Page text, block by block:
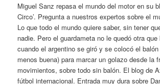
Miguel Sanz repasa el mundo del motor en su
Circo’. Pregunta a nuestros expertos sobre el
Lo que todo el mundo quiere saber, sin tener
nadie. Pero el guardameta no le quedó otra
cuando el argentino se giró y se colocó el
menos buena) para marcar un golazo desde la
movimientos, sobre todo sin balón. El blog de
fútbol internacional. Entrada muy dura sobre